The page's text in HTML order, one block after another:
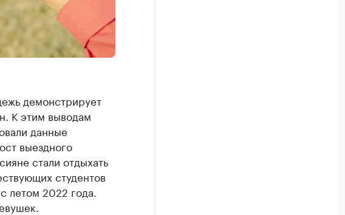
демонстрирует
К этим выводам
данные
выездного
стали отдыхать
студентов
летом 2022 года.